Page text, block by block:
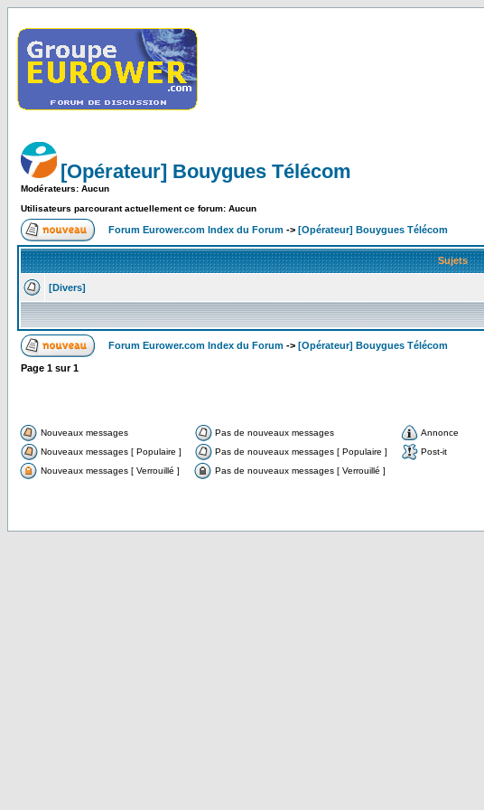
[Opérateur] Bouygues Télécom
Modérateurs: Aucun
Utilisateurs parcourant actuellement ce forum: Aucun
Forum Eurower.com Index du Forum -> [Opérateur] Bouygues Télécom
Sujets
[Divers]
Forum Eurower.com Index du Forum -> [Opérateur] Bouygues Télécom
Page 1 sur1
Nouveaux messages Pas de nouveaux messages
Annonce
Nouveaux messages [ Populaire ]
Pas de nouveaux messages [ Populaire ]
Post-it
Nouveaux messages [ Verrouillé ]
Pas de nouveaux messages [ Verrouillé ]